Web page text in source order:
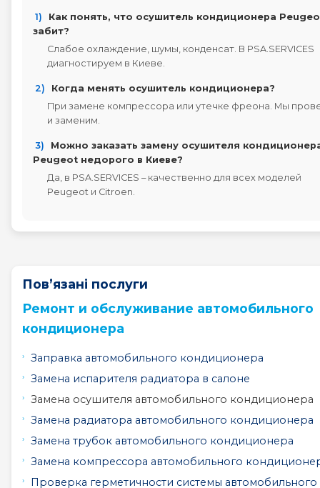
1)
Как понять, что осушитель кондиционера
забит?
Слабое охлаждение, шумы, конденсат. В PSA.SERVICES
диагностируем в Киеве.
2)
Когда менять осушитель кондиционера?
При замене компрессора или утечке фреона. Мы
и заменим.
3)
Можно заказать замену осушителя
Peugeot недорого в Киеве?
Да, в PSA.SERVICES – качественно для всех моделей
Peugeot и Citroen.
Пов’язані послуги
Ремонт и обслуживание автомобильного
кондиционера
Заправка автомобильного кондиционера
Замена испарителя радиатора в салоне
Замена осушителя автомобильного кондиционера
Замена радиатора автомобильного кондиционера
Замена трубок автомобильного кондиционера
Замена компрессора автомобильного
Проверка герметичности системы автомобильного